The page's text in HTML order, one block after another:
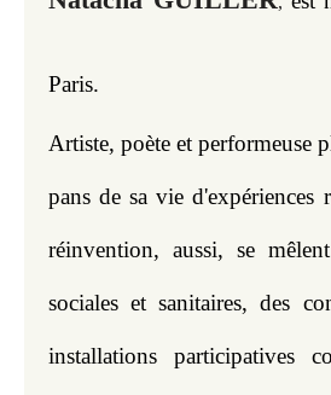
Paris.
Artiste, poète et performeuse
pans de sa vie d'expériences
réinvention, aussi, se
sociales et sanitaires, des
installations participatives